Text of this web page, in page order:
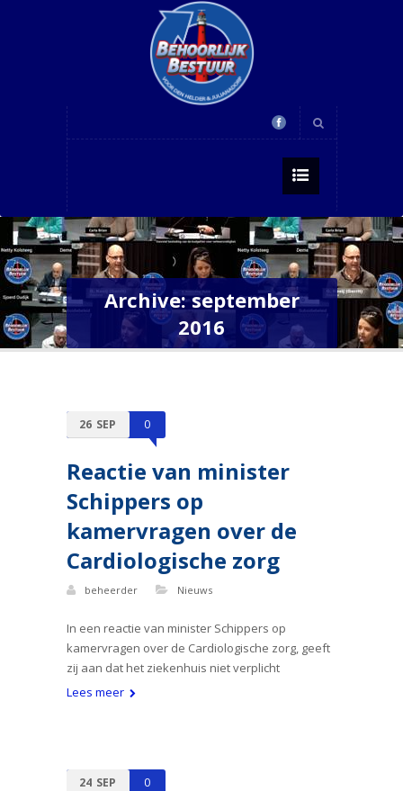
Archive: september
2016
26 SEP 0
Reactie van minister
Schippers op
kamervragen over de
Cardiologische zorg
beheerder Nieuws
In een reactie van minister Schippers op
kamervragen over de Cardiologische zorg, geeft
zij aan dat het ziekenhuis niet verplicht
Lees meer
24 SEP 0